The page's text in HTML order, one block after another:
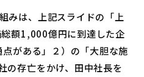
みは、上記スライドの「上
額1,000億円に到達した企
がある」２）の「大胆な施
の存亡をかけ、田中社長を